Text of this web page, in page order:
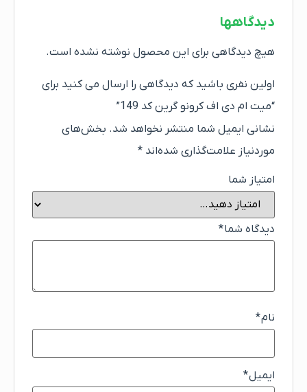
دیدگاهها
هیچ دیدگاهی برای این محصول نوشته نشده است.
اولین نفری باشید که دیدگاهی را ارسال می کنید برای
“میت ام دی اف کرونو گرین کد 149”
نشانی ایمیل شما منتشر نخواهد شد. بخش‌های
موردنیاز علامت‌گذاری شده‌اند *
امتیاز شما
دیدگاه شما*
نام*
ایمیل*